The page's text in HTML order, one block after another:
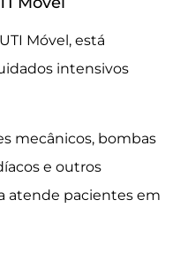
Móvel, está
intensivos
mecânicos, bombas
e outros
atende pacientes em